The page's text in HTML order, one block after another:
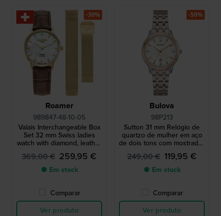
Roamer
989847-48-10-05
Valais Interchangeable Box
Set 32 mm Swiss ladies
watch with diamond, leather
strap and mesh bracelet
369,00 € 259,95 €
● Em stock
Comparar
Ver produto
-30%
Bulova
98P213
Sutton 31 mm Relógio de
quartzo de mulher em aço
de dois tons com mostrador
Madrepérola
249,00 € 119,95 €
● Em stock
Comparar
Ver produto
-50%